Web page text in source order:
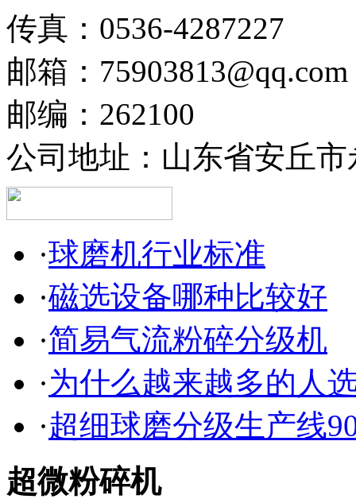
传真：0536-4287227
邮箱：75903813@qq.com
邮编：262100
公司地址：山东省安丘市
·球磨机行业标准
·磁选设备哪种比较好
·简易气流粉碎分级机
·为什么越来越多的人
·超细球磨分级生产线
超微粉碎机